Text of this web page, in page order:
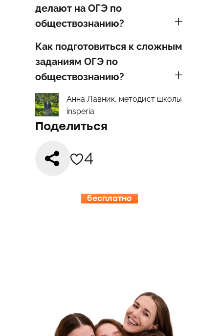
делают на ОГЭ по
обществознанию?
Как подготовиться к сложным
заданиям ОГЭ по
обществознанию?
Анна Лавник, методист школы
insperia
Поделиться
4
бесплатно